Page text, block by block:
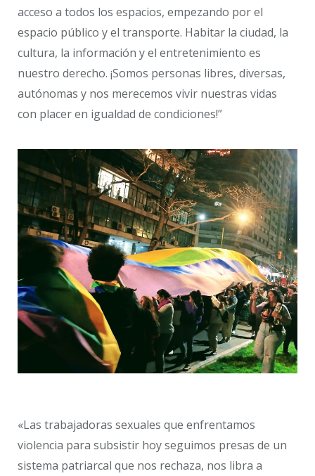
acceso a todos los espacios, empezando por el
espacio público y el transporte. Habitar la ciudad, la
cultura, la información y el entretenimiento es
nuestro derecho. ¡Somos personas libres, diversas,
autónomas y nos merecemos vivir nuestras vidas
con placer en igualdad de condiciones!”
«Las trabajadoras sexuales que enfrentamos
violencia para subsistir hoy seguimos presas de un
sistema patriarcal que nos rechaza, nos libra a